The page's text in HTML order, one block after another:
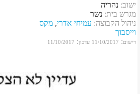
ישוב: נהריה
מגרש בית: נשר
ניהול הקבוצה: עמיחי אדרי, מקס
וייסבוך
רישום:
11/10/2017 עדכון:
11/10/2017